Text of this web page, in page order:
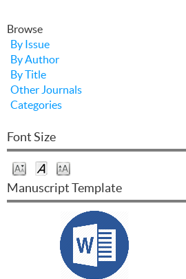
Browse
By Issue
By Author
By Title
Other Journals
Categories
Font Size
Manuscript Template